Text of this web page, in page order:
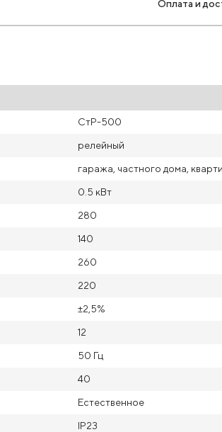
Оплата и
СтР-500
релейный
гаража, частного дома,
0.5 кВт
280
140
260
220
±2,5%
12
50 Гц
40
Естественное
IP23